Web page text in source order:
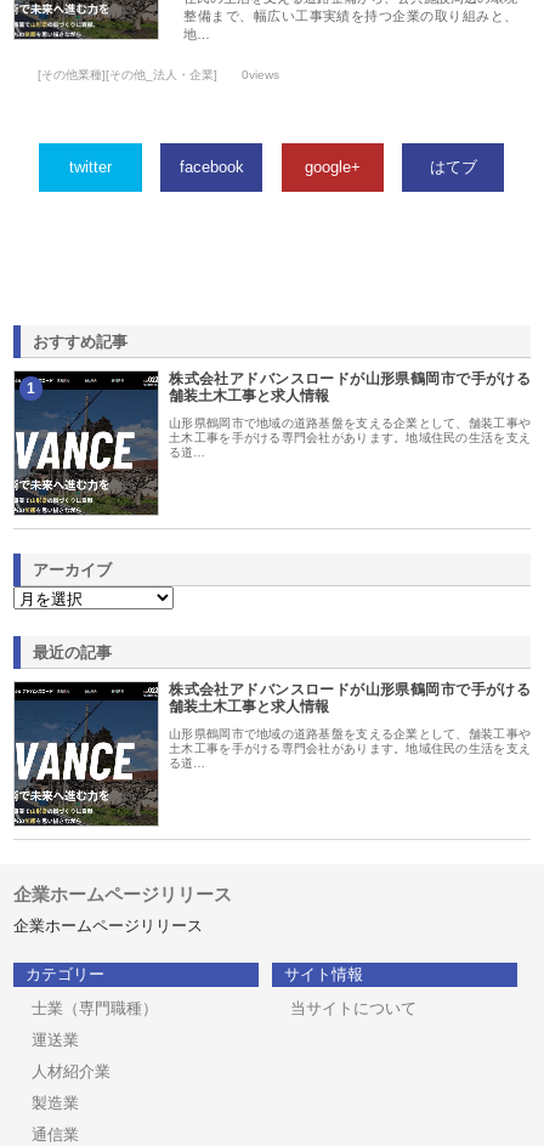
整備まで、幅広い工事実績を持つ企業の取り組みと、
地…
[その他業種][その他_法人・企業] 0views
twitter facebook google+ はてブ
おすすめ記事
1
株式会社アドバンスロードが山形県鶴岡市で手がける
舗装土木工事と求人情報
山形県鶴岡市で地域の道路基盤を支える企業として、舗装工事や
土木工事を手がける専門会社があります。地域住民の生活を支え
る道…
アーカイブ
最近の記事
株式会社アドバンスロードが山形県鶴岡市で手がける
舗装土木工事と求人情報
山形県鶴岡市で地域の道路基盤を支える企業として、舗装工事や
土木工事を手がける専門会社があります。地域住民の生活を支え
る道…
企業ホームページリリース
企業ホームページリリース
カテゴリー
士業（専門職種）
運送業
人材紹介業
製造業
通信業
サイト情報
当サイトについて